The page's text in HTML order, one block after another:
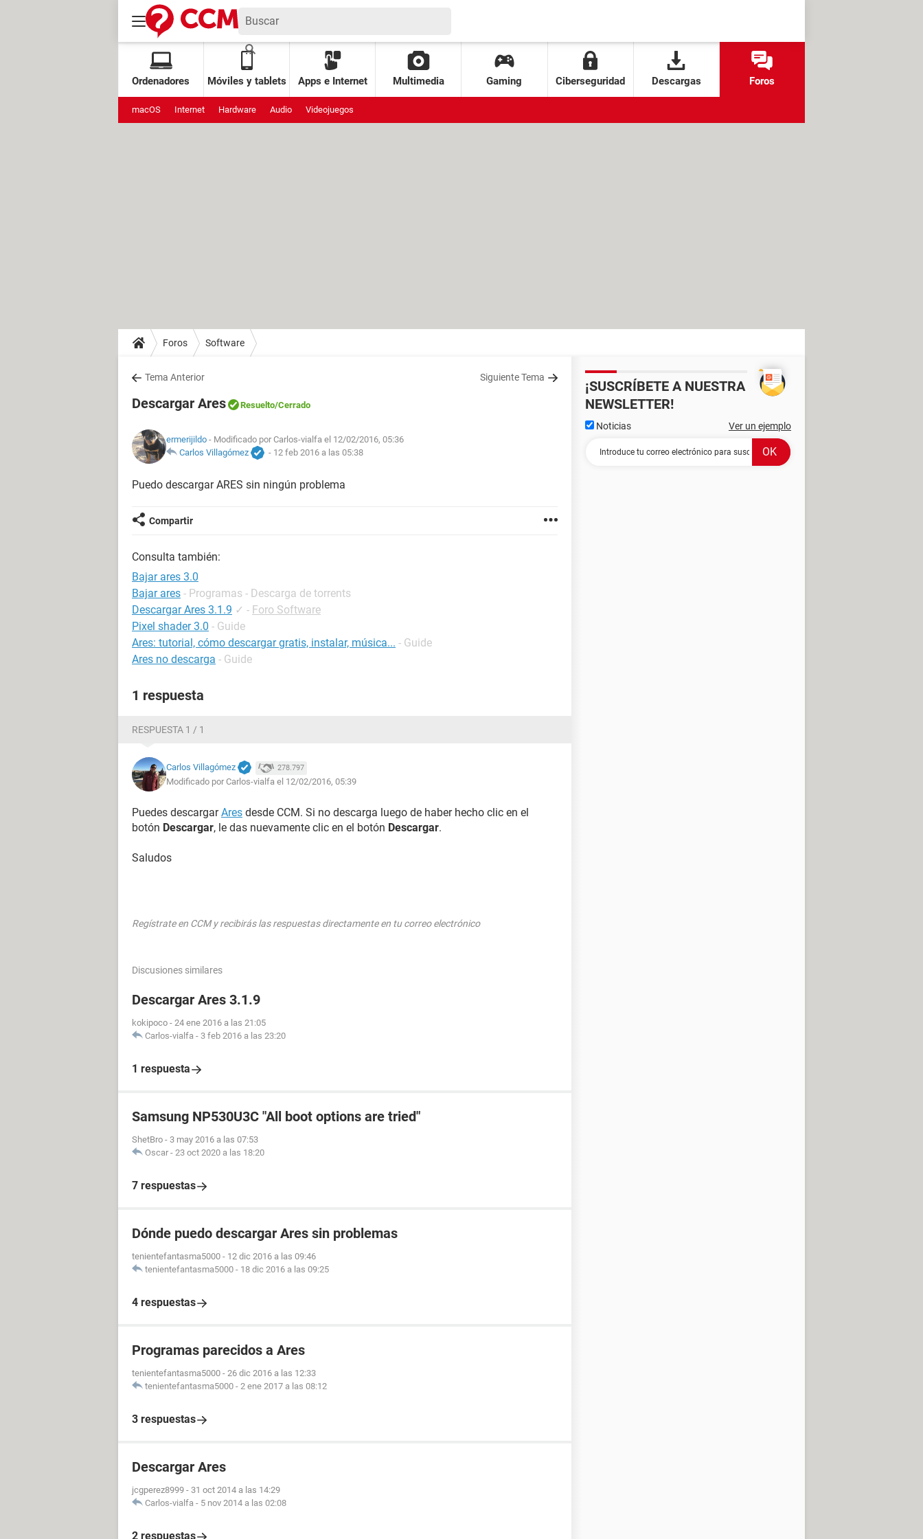
Ordenadores Móviles y tablets Apps e Internet Multimedia Gaming Ciberseguridad Descargas Foros
macOS Internet Hardware Audio Videojuegos
Foros Software
Tema Anterior Siguiente Tema
Descargar Ares Resuelto/Cerrado
ermerijildo - Modificado por Carlos-vialfa el 12/02/2016, 05:36
Carlos Villagómez
- 12 feb 2016 a las 05:38
Puedo descargar ARES sin ningún problema
Compartir
Consulta también:
Bajar ares 3.0
Bajar ares - Programas - Descarga de torrents
Descargar Ares 3.1.9 ✓ - Foro Software
Pixel shader 3.0 - Guide
Ares: tutorial, cómo descargar gratis, instalar, música... - Guide
Ares no descarga - Guide
1 respuesta
RESPUESTA 1 / 1
Carlos Villagómez 278.797
Modificado por Carlos-vialfa el 12/02/2016, 05:39
Puedes descargarAres desde CCM. Si no descarga luego de haber hecho clic en el
botón Descargar, le das nuevamente clic en el botón Descargar.
Saludos
Regístrate en CCM y recibirás las respuestas directamente en tu correo electrónico
Discusiones similares
Descargar Ares 3.1.9
kokipoco - 24 ene 2016 a las 21:05
Carlos-vialfa - 3 feb 2016 a las 23:20
1 respuesta
Samsung NP530U3C "All boot options are tried"
ShetBro - 3 may 2016 a las 07:53
Oscar - 23 oct 2020 a las 18:20
7 respuestas
Dónde puedo descargar Ares sin problemas
tenientefantasma5000 - 12 dic 2016 a las 09:46
tenientefantasma5000 - 18 dic 2016 a las 09:25
4 respuestas
Programas parecidos a Ares
tenientefantasma5000 - 26 dic 2016 a las 12:33
tenientefantasma5000 - 2 ene 2017 a las 08:12
3 respuestas
Descargar Ares
jcgperez8999 - 31 oct 2014 a las 14:29
Carlos-vialfa - 5 nov 2014 a las 02:08
2 respuestas
¡SUSCRÍBETE A NUESTRA
NEWSLETTER!
Noticias Ver un ejemplo